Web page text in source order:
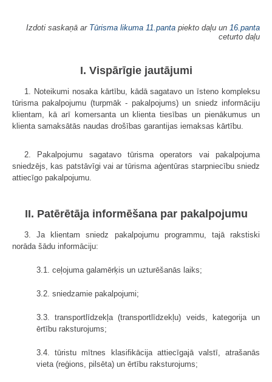
Izdoti saskaņā ar Tūrisma likuma 11.panta piekto daļu un 16.panta
ceturto daļu
I. Vispārīgie jautājumi
1. Noteikumi nosaka kārtību, kādā sagatavo un īsteno kompleksu
tūrisma pakalpojumu (turpmāk - pakalpojums) un sniedz informāciju
klientam, kā arī komersanta un klienta tiesības un pienākumus un
klienta samaksātās naudas drošības garantijas iemaksas kārtību.
2. Pakalpojumu sagatavo tūrisma operators vai pakalpojuma
sniedzējs, kas patstāvīgi vai ar tūrisma aģentūras starpniecību sniedz
attiecīgo pakalpojumu.
II. Patērētāja informēšana par pakalpojumu
3. Ja klientam sniedz pakalpojumu programmu, tajā rakstiski
norāda šādu informāciju:
3.1. ceļojuma galamērķis un uzturēšanās laiks;
3.2. sniedzamie pakalpojumi;
3.3. transportlīdzekļa (transportlīdzekļu) veids, kategorija un
ērtību raksturojums;
3.4. tūristu mītnes klasifikācija attiecīgajā valstī, atrašanās
vieta (reģions, pilsēta) un ērtību raksturojums;